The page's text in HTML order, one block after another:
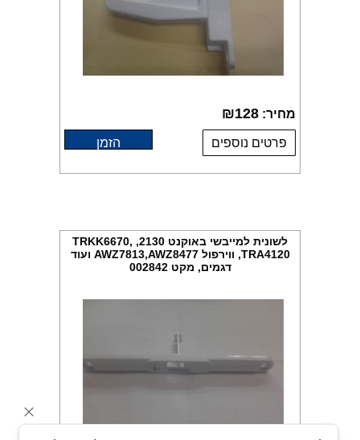
מחיר: ₪128
פרטים נוספים הזמן
לשונית למייבשי באוקנט 2130, TRKK6670,
TRA4120, ווירפול AWZ7813,AWZ8477 ועוד
דגמים, מקט 002842